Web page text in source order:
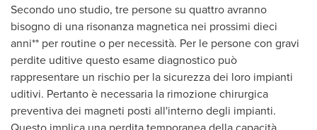
Secondo uno studio, tre persone su quattro avranno
bisogno di una risonanza magnetica nei prossimi dieci
anni** per routine o per necessità. Per le persone con gravi
perdite uditive questo esame diagnostico può
rappresentare un rischio per la sicurezza dei loro impianti
uditivi. Pertanto è necessaria la rimozione chirurgica
preventiva dei magneti posti all'interno degli impianti.